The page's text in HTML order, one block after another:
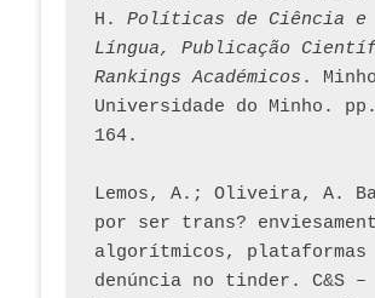
H. Políticas de Ciência e
Língua, Publicação
Rankings Académicos .
Universidade do Minho.
164.
Lemos, A.; Oliveira, A.
por ser trans?
algorítmicos, plataformas
denúncia no tinder. C&S –